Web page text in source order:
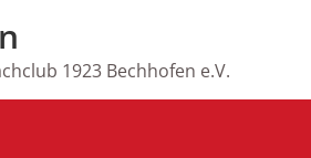
1923 Bechhofen e.V.